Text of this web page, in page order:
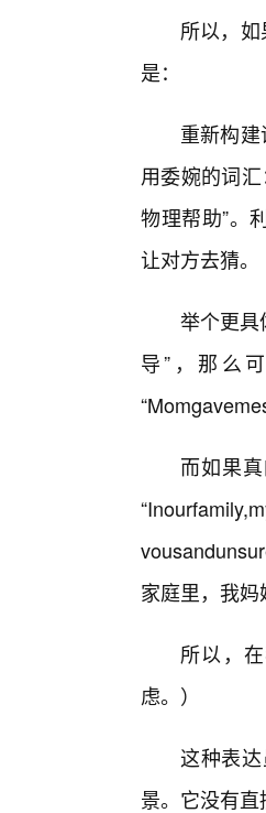
所以，
是：
重新构
用委婉的词
物理帮助”。
让对方去猜。
举个更具
导”，那么可
而如果
家庭里，我
所以，
虑。）
这种表
景。它没有